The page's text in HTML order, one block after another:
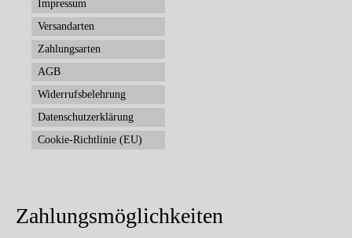
Impressum
Versandarten
Zahlungsarten
AGB
Widerrufsbelehrung
Datenschutzerklärung
Cookie-Richtlinie (EU)
Zahlungsmöglichkeiten